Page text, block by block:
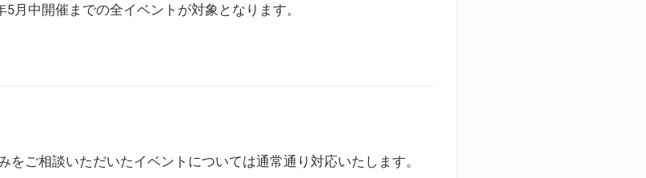
月中開催までの全イベントが対象となります。
をご相談いただいたイベントについては通常通り対応いたします。